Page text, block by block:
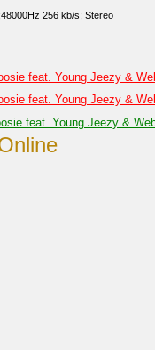
256 kb/s; Stereo
feat. Young Jeezy &
feat. Young Jeezy &
feat. Young Jeezy &